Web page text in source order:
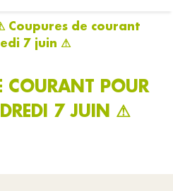
Coupures de courant
7 juin ⚠
COURANT POUR
7 JUIN ⚠